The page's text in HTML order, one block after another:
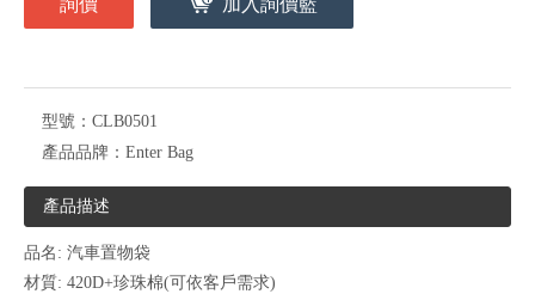
詢價 加入詢價籃
型號： CLB0501
產品品牌： Enter Bag
產品描述
品名: 汽車置物袋
材質: 420D+珍珠棉(可依客戶需求)